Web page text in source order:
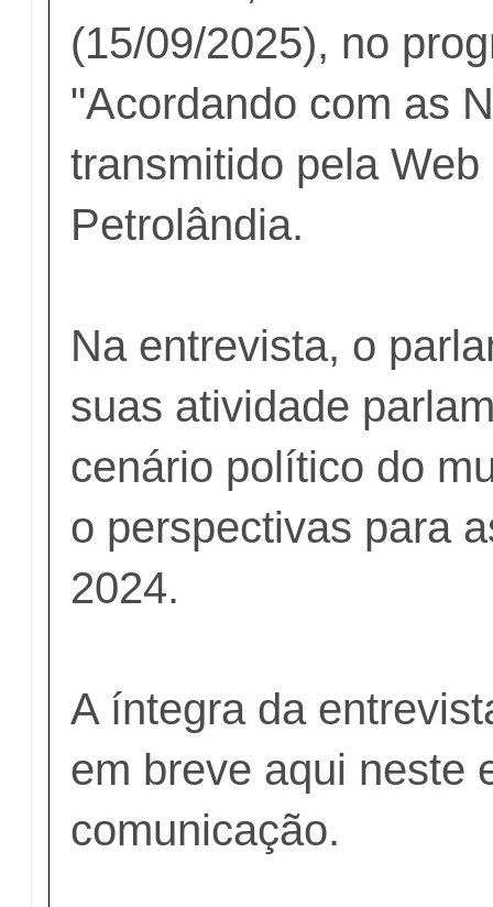
(15/09/2025), no
"Acordando com as
transmitido pela Web
Petrolândia.
Na entrevista, o
suas atividade
cenário político do
o perspectivas para
2024.
A íntegra da
em breve aqui neste
comunicação.